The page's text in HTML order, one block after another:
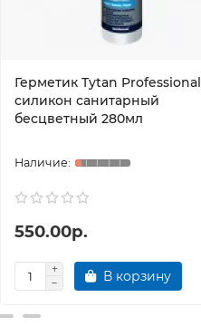
Герметик Tytan Professional
силикон санитарный
беcцветный 280мл
550.00р.
В корзину